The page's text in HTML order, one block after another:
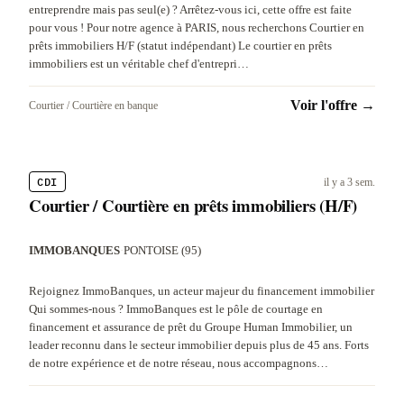
entreprendre mais pas seul(e) ? Arrêtez-vous ici, cette offre est faite
pour vous ! Pour notre agence à PARIS, nous recherchons Courtier en
prêts immobiliers H/F (statut indépendant) Le courtier en prêts
immobiliers est un véritable chef d'entrepri…
Courtier / Courtière en banque Voir l'offre →
CDI il y a 3 sem.
Courtier / Courtière en prêts immobiliers (H/F)
IMMOBANQUES·PONTOISE (95)
Rejoignez ImmoBanques, un acteur majeur du financement immobilier
Qui sommes-nous ? ImmoBanques est le pôle de courtage en
financement et assurance de prêt du Groupe Human Immobilier, un
leader reconnu dans le secteur immobilier depuis plus de 45 ans. Forts
de notre expérience et de notre réseau, nous accompagnons…